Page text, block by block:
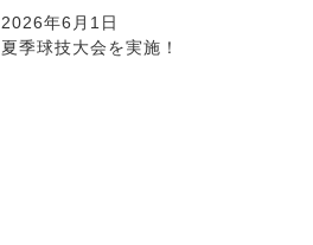
2026年6月1日
夏季球技大会を実施！